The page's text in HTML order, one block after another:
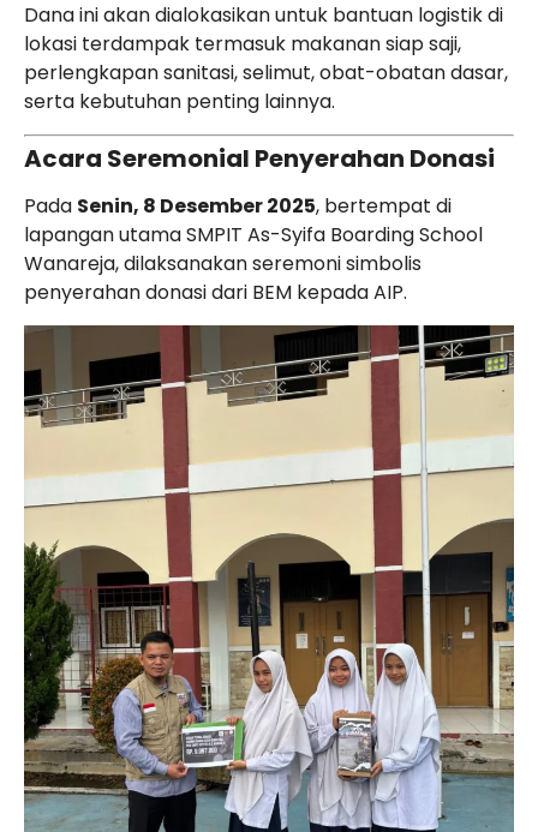
Dana ini akan dialokasikan untuk bantuan logistik di
lokasi terdampak termasuk makanan siap saji,
perlengkapan sanitasi, selimut, obat-obatan dasar,
serta kebutuhan penting lainnya.
Acara Seremonial Penyerahan Donasi
Pada Senin, 8 Desember 2025, bertempat di
lapangan utama SMPIT As-Syifa Boarding School
Wanareja, dilaksanakan seremoni simbolis
penyerahan donasi dari BEM kepada AIP.